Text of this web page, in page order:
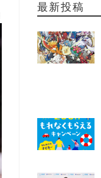
最新投稿